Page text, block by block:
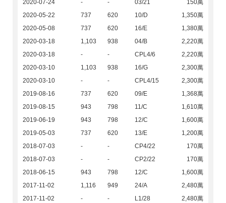
2020-07-24 - - 03/21
150萬
2020-05-22
737 620 10/D
1,350萬
2020-05-08
737 620 16/E
1,380萬
2020-03-18
1,103 938 04/B
2,220萬
2020-03-18
- - CPL4/6
2,220萬
2020-03-10
1,103 938 16/G
2,300萬
2020-03-10
- - CPL4/15
2,300萬
2019-08-16
737 620 09/E
1,368萬
2019-08-15
943 798 11/C
1,610萬
2019-06-19
943 798 12/C
1,600萬
2019-05-03
737 620 13/E
1,200萬
2018-07-03
- - CP4/22
170萬
2018-07-03
- - CP2/22
170萬
2018-06-15
943 798 12/C
1,600萬
2017-11-02
1,116 949 24/A
2,480萬
2017-11-02
- - L1/28
2,480萬